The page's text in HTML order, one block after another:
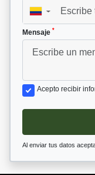
▼
Mensaje *
Acepto recibir
Al enviar tus datos